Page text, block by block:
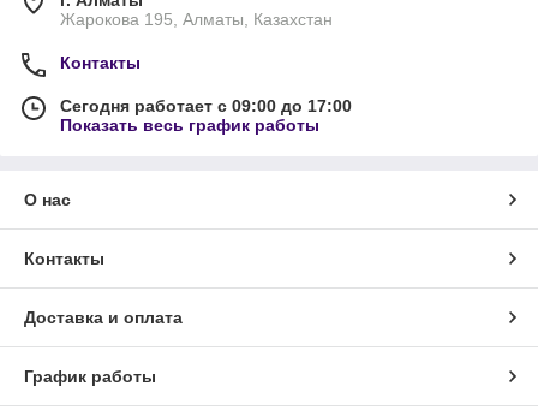
Жарокова 195, Алматы, Казахстан
Контакты
Сегодня работает с 09:00 до 17:00
Показать весь график работы
О нас
Контакты
Доставка и оплата
График работы